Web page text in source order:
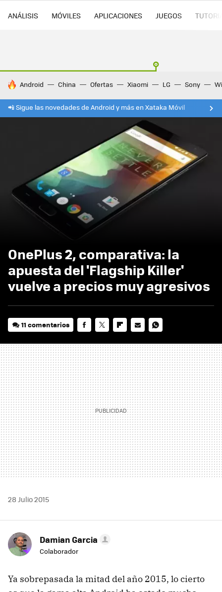
ANÁLISIS MÓVILES APLICACIONES JUEGOS
HOY SE HABLA DE
Android China Ofertas Xiaomi LG Sony
📲 Sigue las novedades de Android y más en Xataka Móvil
OnePlus 2, comparativa: la
apuesta del 'Flagship Killer'
vuelve a precios muy agresivos
11 comentarios
MAIL
28 Julio 2015
Damian Garcia
Colaborador
Ya sobrepasada la mitad del año 2015, lo cierto